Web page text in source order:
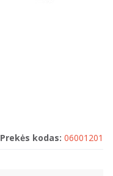
Prekės kodas: 06001201